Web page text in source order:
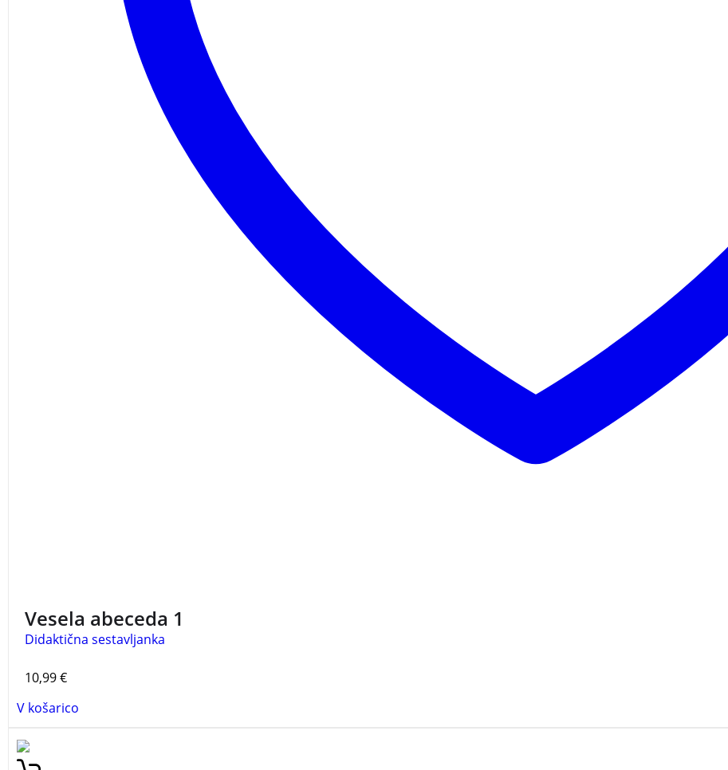
Vesela abeceda 1
Didaktična sestavljanka
10,99€
V košarico
Spomin je igra za do 6 igralcev vseh starosti. Cilj igre je zbrati čimveč parov (kartic z enakim motivom).